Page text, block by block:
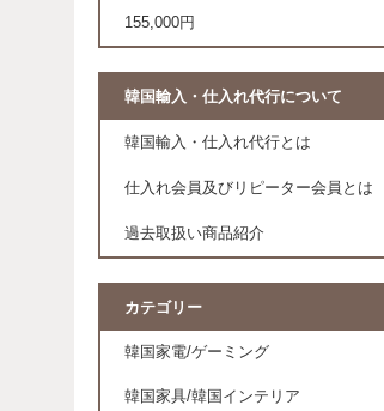
155,000円
韓国輸入・仕入れ代行について
韓国輸入・仕入れ代行とは
仕入れ会員及びリピーター会員とは
過去取扱い商品紹介
カテゴリー
韓国家電/ゲーミング
韓国家具/韓国インテリア